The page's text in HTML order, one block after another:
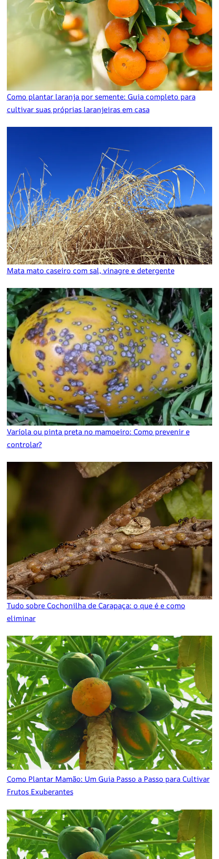
Como plantar laranja por semente: Guia completo para
cultivar suas próprias laranjeiras em casa
Mata mato caseiro com sal, vinagre e detergente
Varíola ou pinta preta no mamoeiro: Como prevenir e
controlar?
Tudo sobre Cochonilha de Carapaça: o que é e como
eliminar
Como Plantar Mamão: Um Guia Passo a Passo para Cultivar
Frutos Exuberantes